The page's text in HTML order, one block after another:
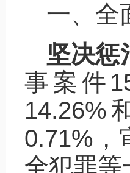
一、全
坚决惩
事案件
14.26%
0.71%，
全犯罪等